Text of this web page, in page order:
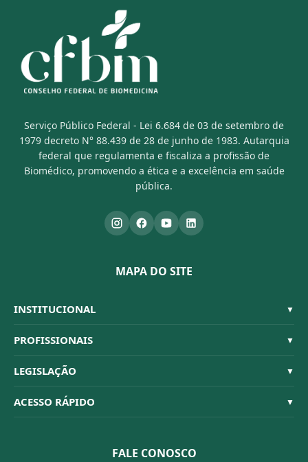
Serviço Público Federal - Lei 6.684 de 03 de setembro de
1979 decreto N° 88.439 de 28 de junho de 1983. Autarquia
federal que regulamenta e fiscaliza a profissão de
Biomédico, promovendo a ética e a excelência em saúde
pública.
MAPA DO SITE
INSTITUCIONAL ▼
Sistema CFBM
Quem Somos
Organograma
Conselheiros
PROFISSIONAIS ▼
Habilitações
Código de Ética
Dúvidas Frequentes
LEGISLAÇÃO ▼
Resoluções
ACESSO RÁPIDO ▼
FALE CONOSCO